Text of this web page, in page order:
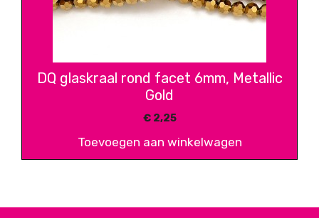
DQ glaskraal rond facet 6mm, Metallic
Gold
€2,25
Toevoegen aan winkelwagen